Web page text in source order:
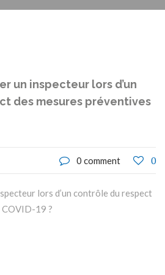
un inspecteur lors d’un
des mesures préventives
0 comment 0
lors d’un contrôle du respect
COVID-19 ?